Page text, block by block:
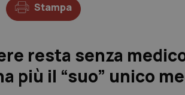
Stampa
resta senza
più il “suo” unico